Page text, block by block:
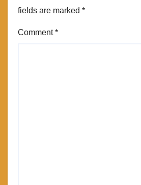
fields are marked *
Comment*